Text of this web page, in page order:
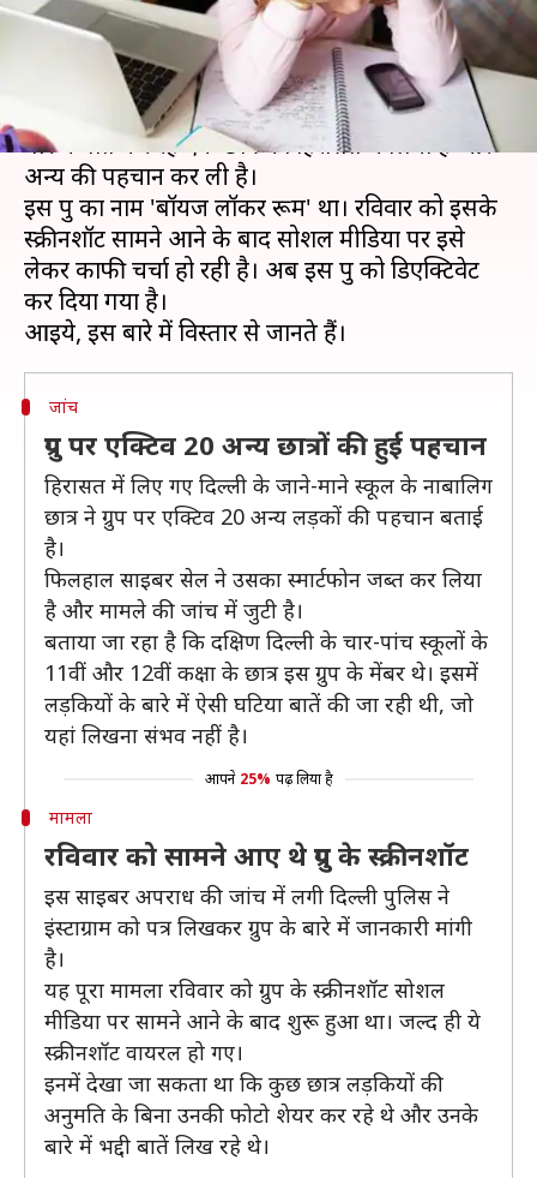
दिल्ली पुलिस ने इंस्टाग्राम पर एक ग्रुप में लड़कियों के रेप के
बारे में बात कर रहे एक छात्र को हिरासत में लिया है और
अन्य की पहचान कर ली है।
इस ग्रुप का नाम 'बॉयज लॉकर रूम' था। रविवार को इसके
स्क्रीनशॉट सामने आने के बाद सोशल मीडिया पर इसे
लेकर काफी चर्चा हो रही है। अब इस ग्रुप को डिएक्टिवेट
कर दिया गया है।
जांच
ग्रुप पर एक्टिव 20 अन्य छात्रों की हुई पहचान
हिरासत में लिए गए दिल्ली के जाने-माने स्कूल के नाबालिग
छात्र ने ग्रुप पर एक्टिव 20 अन्य लड़कों की पहचान बताई
है।
फिलहाल साइबर सेल ने उसका स्मार्टफोन जब्त कर लिया
है और मामले की जांच में जुटी है।
बताया जा रहा है कि दक्षिण दिल्ली के चार-पांच स्कूलों के
11वीं और 12वीं कक्षा के छात्र इस ग्रुप के मेंबर थे। इसमें
लड़कियों के बारे में ऐसी घटिया बातें की जा रही थी, जो
यहां लिखना संभव नहीं है।
आपने 25% पढ़ लिया है
मामला
रविवार को सामने आए थे ग्रुप के स्क्रीनशॉट
इस साइबर अपराध की जांच में लगी दिल्ली पुलिस ने
इंस्टाग्राम को पत्र लिखकर ग्रुप के बारे में जानकारी मांगी
है।
यह पूरा मामला रविवार को ग्रुप के स्क्रीनशॉट सोशल
मीडिया पर सामने आने के बाद शुरू हुआ था। जल्द ही ये
स्क्रीनशॉट वायरल हो गए।
इनमें देखा जा सकता था कि कुछ छात्र लड़कियों की
अनुमति के बिना उनकी फोटो शेयर कर रहे थे और उनके
बारे में भद्दी बातें लिख रहे थे।